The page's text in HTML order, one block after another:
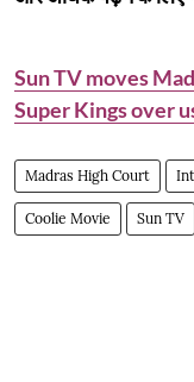
Sun TV moves
Super Kings over
Madras High Court
Coolie Movie Sun TV